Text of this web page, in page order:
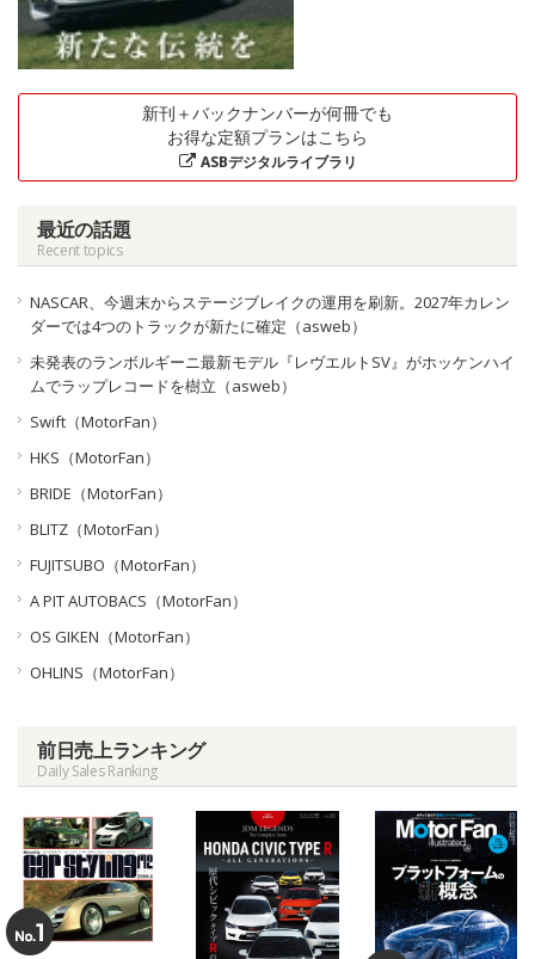
新刊＋バックナンバーが何冊でも
お得な定額プランはこちら
ASBデジタルライブラリ
最近の話題
Recent topics
NASCAR、今週末からステージブレイクの運用を刷新。2027年カレン
ダーでは4つのトラックが新たに確定（asweb）
未発表のランボルギーニ最新モデル『レヴエルトSV』がホッケンハイ
ムでラップレコードを樹立（asweb）
Swift（MotorFan）
HKS（MotorFan）
BRIDE（MotorFan）
BLITZ（MotorFan）
FUJITSUBO（MotorFan）
A PIT AUTOBACS（MotorFan）
OS GIKEN（MotorFan）
OHLINS（MotorFan）
前日売上ランキング
Daily Sales Ranking